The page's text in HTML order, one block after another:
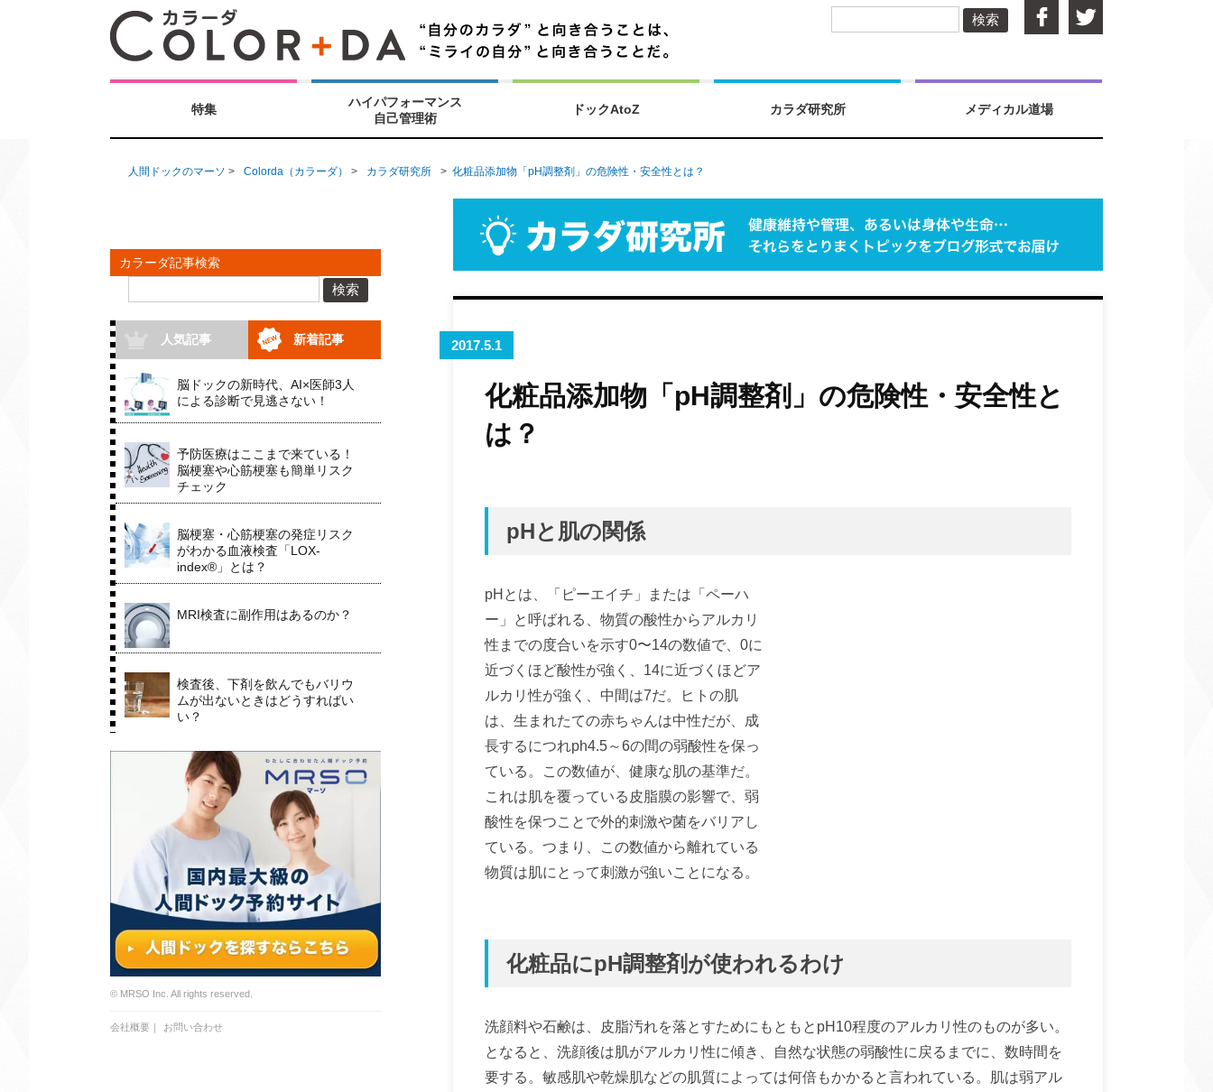
検索
特集
ハイパフォーマンス
自己管理術
ドックAtoZ カラダ研究所 メディカル道場
人間ドックのマーソ > Colorda（カラーダ） > カラダ研究所 > 化粧品添加物「pH調整剤」の危険性・安全性とは？
2017.5.1
化粧品添加物「pH調整剤」の危険性・安全性と
は？
pHと肌の関係
pHとは、「ピーエイチ」または「ペーハ
ー」と呼ばれる、物質の酸性からアルカリ
性までの度合いを示す0〜14の数値で、0に
近づくほど酸性が強く、14に近づくほどア
ルカリ性が強く、中間は7だ。ヒトの肌
は、生まれたての赤ちゃんは中性だが、成
長するにつれph4.5～6の間の弱酸性を保っ
ている。この数値が、健康な肌の基準だ。
これは肌を覆っている皮脂膜の影響で、弱
酸性を保つことで外的刺激や菌をバリアし
ている。つまり、この数値から離れている
物質は肌にとって刺激が強いことになる。
化粧品にpH調整剤が使われるわけ
洗顔料や石鹸は、皮脂汚れを落とすためにもともとpH10程度のアルカリ性のものが多い。
となると、洗顔後は肌がアルカリ性に傾き、自然な状態の弱酸性に戻るまでに、数時間を
要する。敏感肌や乾燥肌などの肌質によっては何倍もかかると言われている。肌は弱アル
カラーダ記事検索
検索
人気記事 新着記事
脳ドックの新時代、AI×医師3人
による診断で見逃さない！
予防医療はここまで来ている！
脳梗塞や心筋梗塞も簡単リスク
チェック
脳梗塞・心筋梗塞の発症リスク
がわかる血液検査「LOX-
index®」とは？
MRI検査に副作用はあるのか？
検査後、下剤を飲んでもバリウ
ムが出ないときはどうすればい
い？
© MRSO Inc. All rights reserved.
会社概要 ｜ お問い合わせ